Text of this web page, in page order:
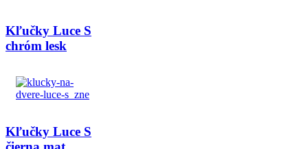
Kľučky Luce S
chróm lesk
Kľučky Luce S